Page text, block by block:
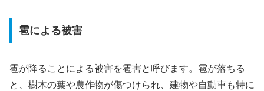
雹による被害
雹が降ることによる被害を雹害と呼びます。雹が落ちる
と、樹木の葉や農作物が傷つけられ、建物や自動車も特に